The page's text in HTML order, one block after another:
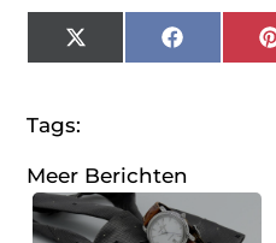
X
(Twitter)
Tags:
Meer Berichten